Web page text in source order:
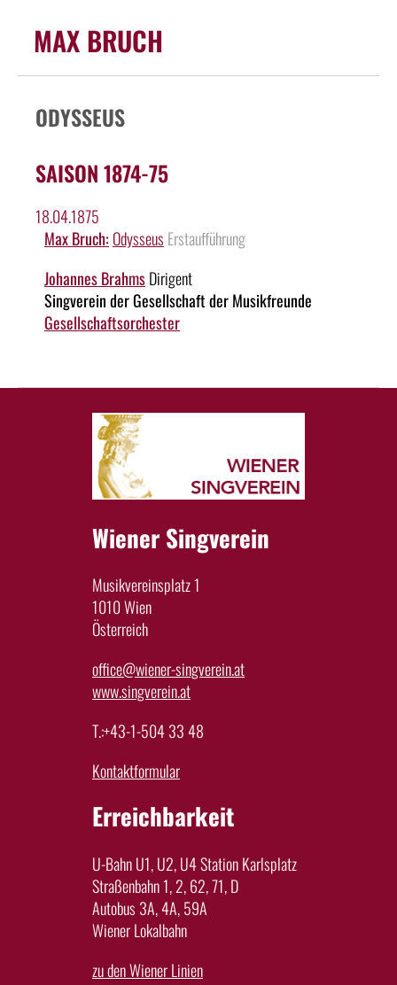
MAX BRUCH
ODYSSEUS
SAISON 1874-75
18.04.1875
Max Bruch: Odysseus Erstaufführung
Johannes BrahmsDirigent
Singverein der Gesellschaft der Musikfreunde
Gesellschaftsorchester
Wiener Singverein
Musikvereinsplatz 1
1010 Wien
Österreich
office@wiener-singverein.at
www.singverein.at
T.:+43-1-504 33 48
Kontaktformular
Erreichbarkeit
U-Bahn U1, U2, U4 Station Karlsplatz
Straßenbahn 1, 2, 62, 71, D
Autobus 3A, 4A, 59A
Wiener Lokalbahn
zu den Wiener Linien